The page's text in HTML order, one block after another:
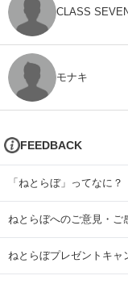
CLASS
モナキ
FEEDBACK
「ねとらぼ」ってなに？
ねとらぼへのご意見・ご
ねとらぼプレゼントキャ